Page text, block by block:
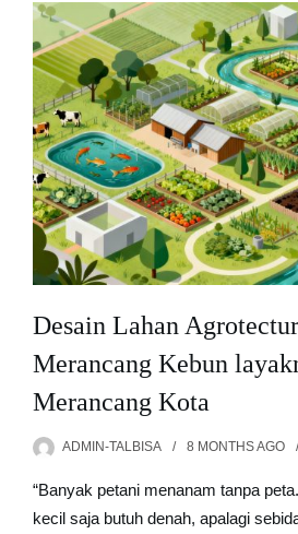
Desain Lahan
Merancang Kebun
Merancang Kota
ADMIN-TALBISA 8 MONTHSAGO
“Banyak petani menanam tanpa
kecil saja butuh denah, apalagi